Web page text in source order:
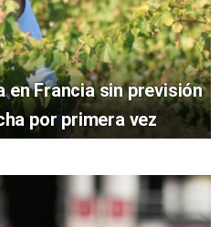
en Francia sin previsión
por primera vez